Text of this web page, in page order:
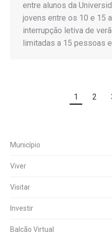
entre alunos da
jovens entre os 10 e 15
interrupção letiva de
limitadas a 15 pessoas
1 2
Município
Viver
Visitar
Investir
Balcão Virtual